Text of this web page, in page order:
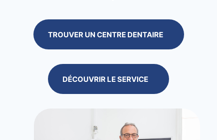
TROUVER UN CENTRE DENTAIRE
DÉCOUVRIR LE SERVICE